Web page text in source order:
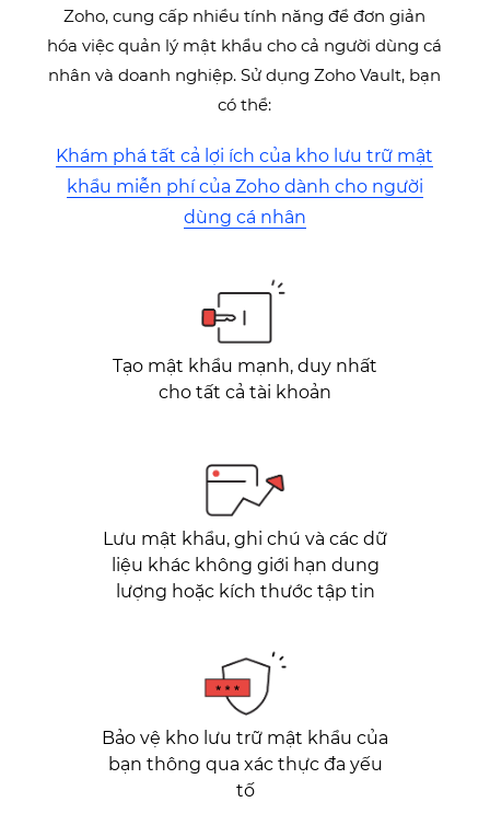
Zoho, cung cấp nhiều tính năng để đơn giản
hóa việc quản lý mật khẩu cho cả người dùng cá
nhân và doanh nghiệp. Sử dụng Zoho Vault, bạn
có thể:
Khám phá tất cả lợi ích của kho lưu trữ mật
khẩu miễn phí của Zoho dành cho người
dùng cá nhân
Tạo mật khẩu mạnh, duy nhất
cho tất cả tài khoản
Lưu mật khẩu, ghi chú và các dữ
liệu khác không giới hạn dung
lượng hoặc kích thước tập tin
Bảo vệ kho lưu trữ mật khẩu của
bạn thông qua xác thực đa yếu
tố